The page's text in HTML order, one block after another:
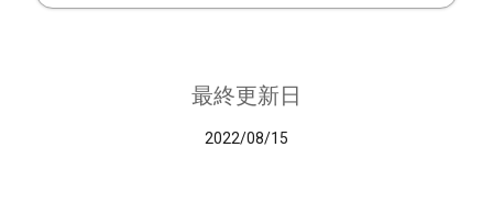
最終更新日
2022/08/15